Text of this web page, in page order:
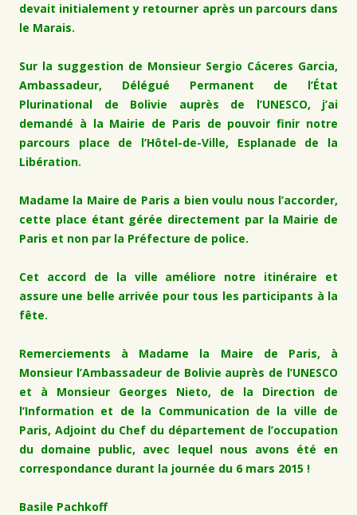
devait initialement y retourner après un parcours dans
le Marais.
Sur la suggestion de Monsieur Sergio Cáceres Garcia,
Ambassadeur, Délégué Permanent de l’État
Plurinational de Bolivie auprès de l’UNESCO, j’ai
demandé à la Mairie de Paris de pouvoir finir notre
parcours place de l’Hôtel-de-Ville, Esplanade de la
Libération.
Madame la Maire de Paris a bien voulu nous l’accorder,
cette place étant gérée directement par la Mairie de
Paris et non par la Préfecture de police.
Cet accord de la ville améliore notre itinéraire et
assure une belle arrivée pour tous les participants à la
fête.
Remerciements à Madame la Maire de Paris, à
Monsieur l’Ambassadeur de Bolivie auprès de l’UNESCO
et à Monsieur Georges Nieto, de la Direction de
l’Information et de la Communication de la ville de
Paris, Adjoint du Chef du département de l’occupation
du domaine public, avec lequel nous avons été en
correspondance durant la journée du 6 mars 2015 !
Basile Pachkoff